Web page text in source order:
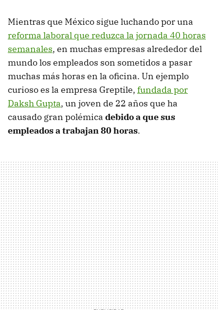
Mientras que México sigue luchando por una
reforma laboral que reduzca la jornada 40 horas
semanales, en muchas empresas alrededor del
mundo los empleados son sometidos a pasar
muchas más horas en la oficina. Un ejemplo
curioso es la empresa Greptile, fundada por
Daksh Gupta, un joven de 22 años que ha
causado gran polémica debido a que sus
empleados a trabajan 80 horas.